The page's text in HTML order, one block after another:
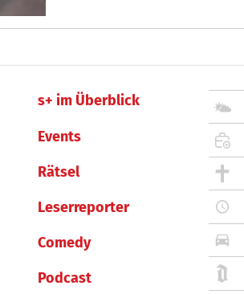
s+ im Überblick
Events
Rätsel
Leserreporter
Comedy
Podcast